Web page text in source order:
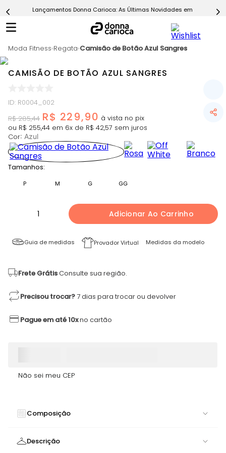
Lançamentos Donna Carioca: As Últimas Novidades em Moda
Moda Fitness Regata Camisão de Botão Azul Sangres
CAMISÃO DE BOTÃO AZUL SANGRES
ID: R0004_002
R$ 285,44 R$ 229,90
ou R$ 255,44 em 6x de R$ 42,57 sem juros
Cor: Azul
Tamanhos:
P M G GG
1 Adicionar Ao Carrinho
Guia de medidas Provador Virtual Medidas da modelo
Frete GrátisConsulte sua região.
Precisou trocar?7 dias para trocar ou devolver
Pague em até 10xno cartão
Não sei meu CEP
Composição
Descrição
Short
7º Conjunto
10ºMacaquinho